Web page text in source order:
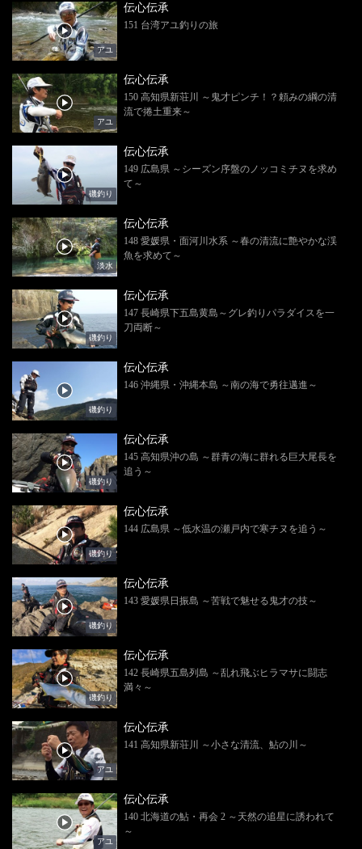
アユ
伝心伝承
151 台湾アユ釣りの旅
アユ
伝心伝承
150 高知県新荘川 ～鬼才ピンチ！？頼みの綱の清
流で捲土重来～
磯釣り
伝心伝承
149 広島県 ～シーズン序盤のノッコミチヌを求め
て～
淡水
伝心伝承
148 愛媛県・面河川水系 ～春の清流に艶やかな渓
魚を求めて～
磯釣り
伝心伝承
147 長崎県下五島黄島～グレ釣りパラダイスを一
刀両断～
磯釣り
伝心伝承
146 沖縄県・沖縄本島 ～南の海で勇往邁進～
磯釣り
伝心伝承
145 高知県沖の島 ～群青の海に群れる巨大尾長を
追う～
磯釣り
伝心伝承
144 広島県 ～低水温の瀬戸内で寒チヌを追う～
磯釣り
伝心伝承
143 愛媛県日振島 ～苦戦で魅せる鬼才の技～
磯釣り
伝心伝承
142 長崎県五島列島 ～乱れ飛ぶヒラマサに闘志
満々～
アユ
伝心伝承
141 高知県新荘川 ～小さな清流、鮎の川～
アユ
伝心伝承
140 北海道の鮎・再会 2 ～天然の追星に誘われて
～